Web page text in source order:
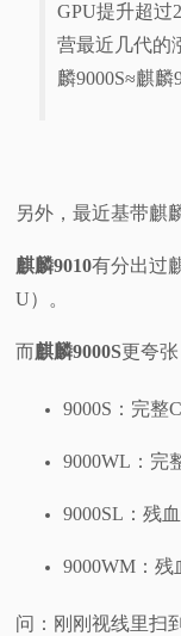
GPU提升超过
营最近几代的
麟9000S≈麒麟
另外，最近基带麒
麒麟9010有分出过
U）。
而 麒麟9000S更夸
9000S：完整
9000WL：完
9000SL：残
9000WM：残
问：刚刚视线里扫